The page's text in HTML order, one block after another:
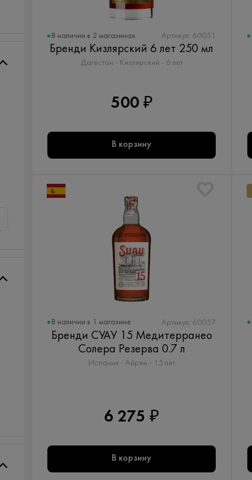
В наличии в 2 магазинах Артикул: 60051
Бренди Кизлярский 6 лет 250 мл
Дагестан - Кизлярский - 6 лет
500 ₽
В корзину
В наличии в 1 магазине Артикул: 60057
Бренди СУАУ 15 Медитерранео
Солера Резерва 0.7 л
Испания - Айрен - 15 лет
6 275 ₽
В корзину